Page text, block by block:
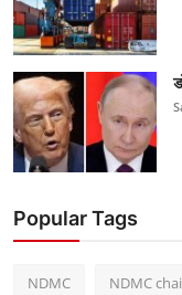
Popular Tags
NDMC NDMC